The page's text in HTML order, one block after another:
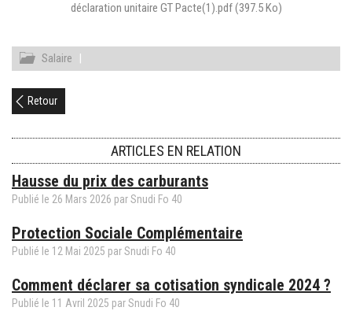
déclaration unitaire GT Pacte(1).pdf(397.5 Ko)
Salaire |
Retour
ARTICLES EN RELATION
Hausse du prix des carburants
Publié le 26 Mars 2026 par Snudi Fo 40
Protection Sociale Complémentaire
Publié le 12 Mai 2025 par Snudi Fo 40
Comment déclarer sa cotisation syndicale 2024 ?
Publié le 11 Avril 2025 par Snudi Fo 40